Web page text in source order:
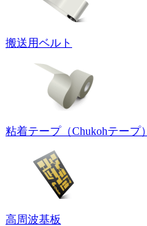
搬送用ベルト
粘着テープ（Chukohテープ）
高周波基板